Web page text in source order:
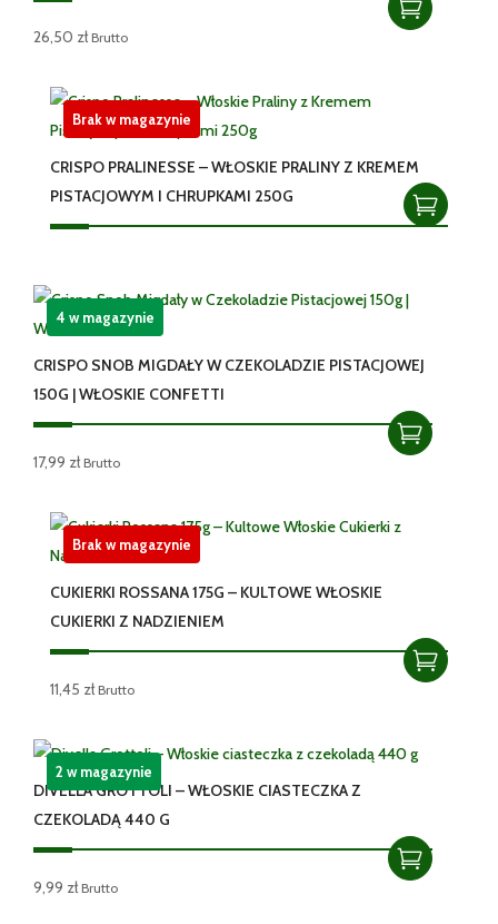
26,50 zł Brutto
CRISPO PRALINESSE – WŁOSKIE PRALINY Z KREMEM
PISTACJOWYM I CHRUPKAMI 250G
Brak w magazynie
CRISPO SNOB MIGDAŁY W CZEKOLADZIE PISTACJOWEJ
150G | WŁOSKIE CONFETTI
17,99 zł Brutto
4 w magazynie
CUKIERKI ROSSANA 175G – KULTOWE WŁOSKIE
CUKIERKI Z NADZIENIEM
11,45 zł Brutto
Brak w magazynie
DIVELLA GROTTOLI – WŁOSKIE CIASTECZKA Z
CZEKOLADĄ 440 G
9,99 zł Brutto
2 w magazynie